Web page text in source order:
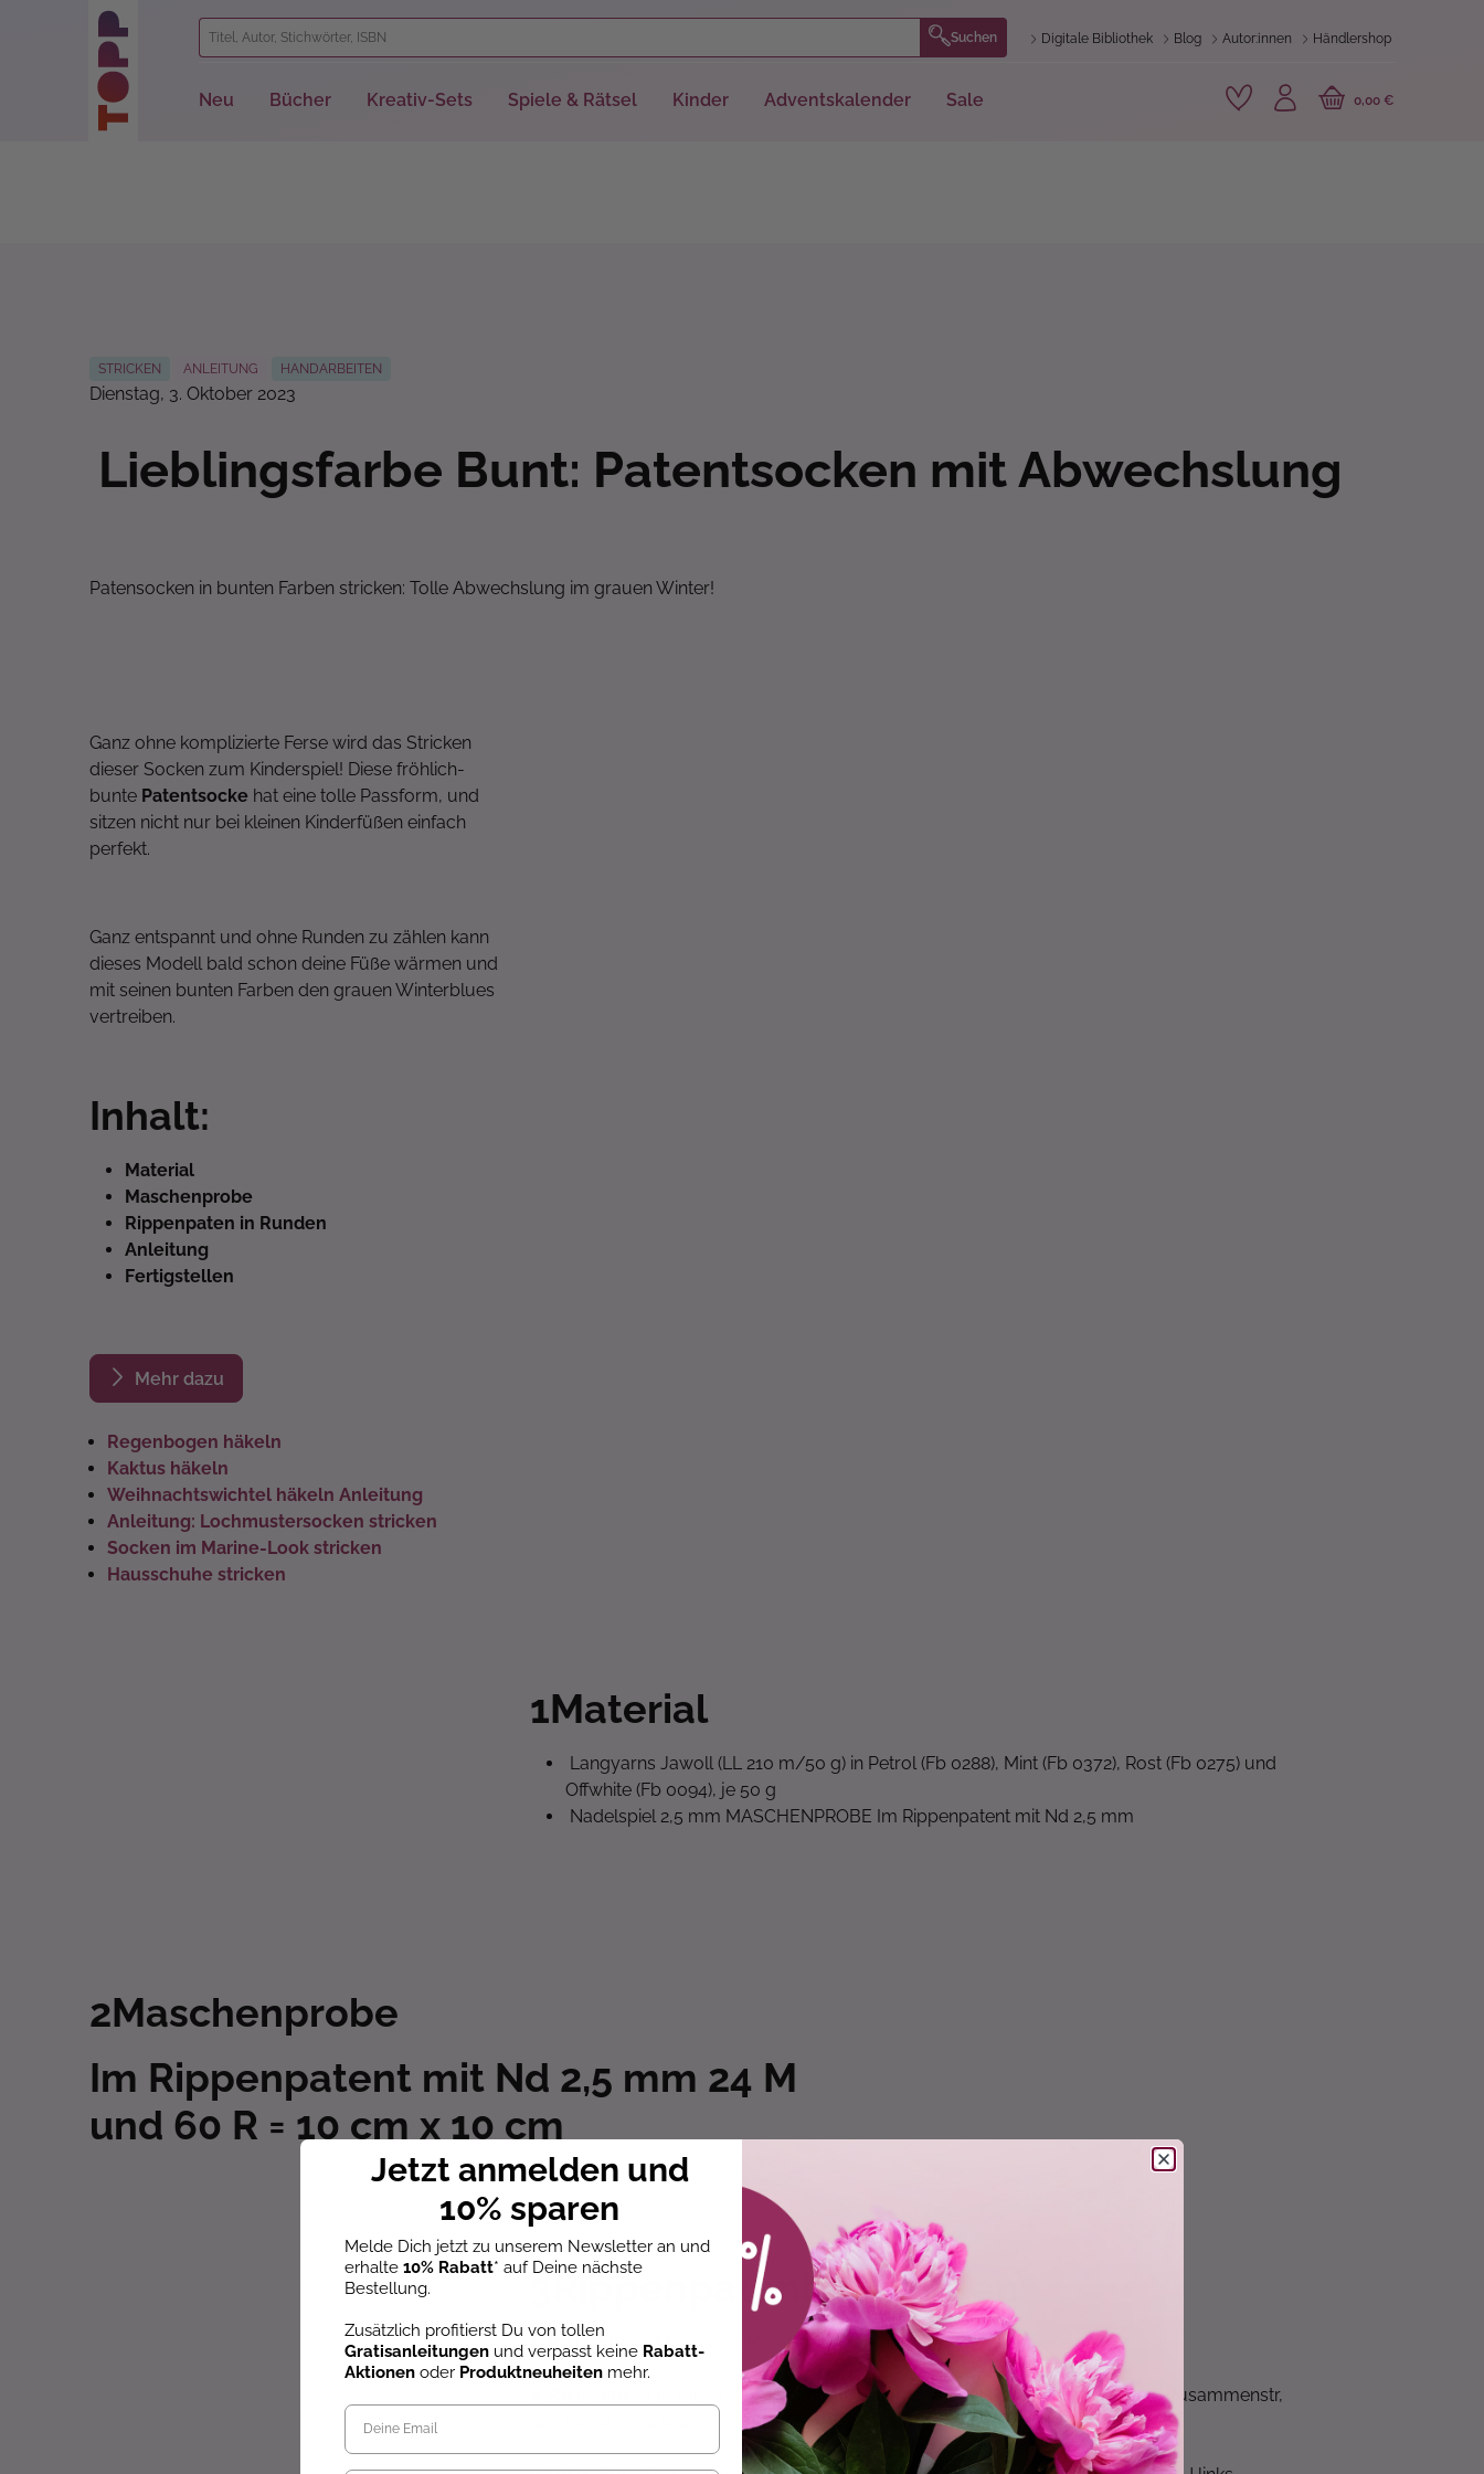
Zur Hauptnavigation springen
Suchen Digitale Bibliothek Blog Autor:innen Händlershop
Neu Bücher Kreativ-Sets Spiele & Rätsel Kinder Adventskalender Sale 0,00 €
STRICKEN ANLEITUNG HANDARBEITEN
Dienstag, 3. Oktober 2023
Lieblingsfarbe Bunt: Patentsocken mit Abwechslung
Patensocken in bunten Farben stricken: Tolle Abwechslung im grauen Winter!
Ganz ohne komplizierte Ferse wird das Stricken
dieser Socken zum Kinderspiel! Diese fröhlich-
bunte Patentsocke hat eine tolle Passform, und
sitzen nicht nur bei kleinen Kinderfüßen einfach
perfekt.
Ganz entspannt und ohne Runden zu zählen kann
dieses Modell bald schon deine Füße wärmen und
mit seinen bunten Farben den grauen Winterblues
vertreiben.
Inhalt:
Material
Maschenprobe
Rippenpaten in Runden
Anleitung
Fertigstellen
Mehr dazu
Regenbogen häkeln
Kaktus häkeln
Weihnachtswichtel häkeln Anleitung
Anleitung: Lochmustersocken stricken
Socken im Marine-Look stricken
Hausschuhe stricken
1Material
Langyarns Jawoll (LL 210 m/50 g) in Petrol (Fb 0288), Mint (Fb 0372), Rost (Fb 0275) und
Offwhite (Fb 0094), je 50 g
Nadelspiel 2,5 mm MASCHENPROBE Im Rippenpatent mit Nd 2,5 mm
2Maschenprobe
Im Rippenpatent mit Nd 2,5 mm 24 M
und 60 R = 10 cm x 10 cm
3Rippenpatent in Runden
1. Rd (1. Fb) : * 1 M rechts, 1 M mit 1 U links abheben, ab * fortlaufend wdh.
: * 1 M mit 1 U links abheben, den U und die linke M der Vor-Rd links zusammenstr,
Jetzt anmelden und
10% sparen
Melde Dich jetzt zu unserem Newsletter an und
erhalte 10% Rabatt* auf Deine nächste
Bestellung.
Zusätzlich profitierst Du von tollen
Gratisanleitungen und verpasst keine Rabatt-
Aktionen oder Produktneuheiten mehr.